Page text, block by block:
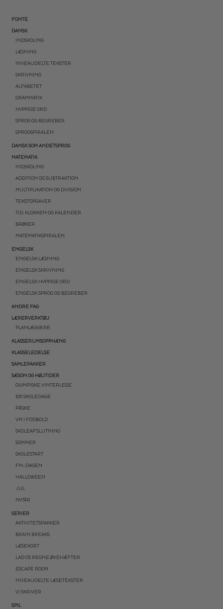
FONTE
DANSK
INDSKOLING
LÆSNING
NIVEAUDELTE TEKSTER
SKRIVNING
ALFABETET
GRAMMATIK
HYPPIGE ORD
SPROG OG BEGREBER
SPROGSPIRALEN
DANSK SOM ANDETSPROG
MATEMATIK
INDSKOLING
ADDITION OG SUBTRAKTION
MULTIPLIKATION OG DIVISION
TEKSTOPGAVER
TID: KLOKKEN OG KALENDER
BRØKER
MATEMATIKSPIRALEN
ENGELSK
ENGELSK LÆSNING
ENGELSK SKRIVNING
ENGELSK HYPPIGE ORD
ENGELSK SPROG OG BEGREBER
ANDRE FAG
LÆRERVERKTØJ
PLANLÆGGERE
KLASSERUMSOPPHÆNG
KLASSELEDELSE
SAMLEPAKKER
SÆSON OG HØJTIDER
OLYMPISKE VINTERLEGE
100 SKOLEDAGE
PÅSKE
VM I FODBOLD
SKOLEAFSLUTNING
SOMMER
SKOLESTART
FN-DAGEN
HALLOWEEN
JUL
NYTÅR
SERIER
AKTIVITETSPAKKER
BRAIN BREAKS
LÆSEKORT
LAD OS REGNE ØVEHÆFTER
ESCAPE ROOM
NIVEAUDELTE LÆSETEKSTER
VI SKRIVER
SPIL